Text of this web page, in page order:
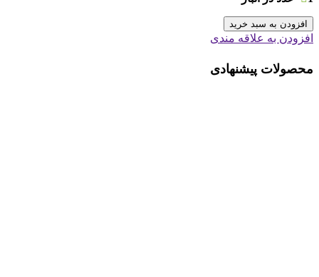
افزودن به سبد خرید
افزودن به علاقه مندی
محصولات پیشنهادی